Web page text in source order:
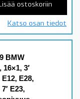
ostoskoriin
Katso osan tiedot
BMW
3′
E12, E28,
E23,